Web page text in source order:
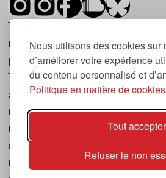
Nous utilisons des cookies sur
d’améliorer votre expérience
du contenu personnalisé et
Politique en matière de
Tout accepter
Refuser le non
Tsugi est un mensuel
musique et les nouvelles
première parution date de
Tsugi en japonais signifie «
», ce qui correspond à la
magazine, à l’affût des
musicales, qu’elles viennent
électronique, du rock ou du
nouveaux phénomènes de